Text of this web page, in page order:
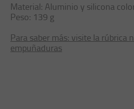
Material: Aluminio y silicona
Peso: 139 g
Para saber más: visite la rúbrica
empuñaduras